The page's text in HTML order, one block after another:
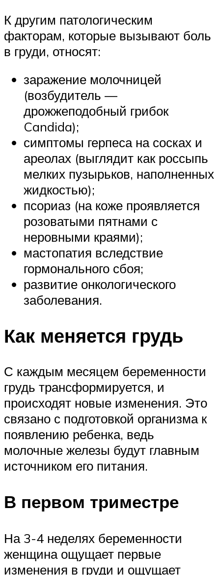
К другим патологическим
факторам, которые вызывают боль
в груди, относят:
заражение молочницей
(возбудитель —
дрожжеподобный грибок
Candida);
симптомы герпеса на сосках и
ареолах (выглядит как россыпь
мелких пузырьков, наполненных
жидкостью);
псориаз (на коже проявляется
розоватыми пятнами с
неровными краями);
мастопатия вследствие
гормонального сбоя;
развитие онкологического
заболевания.
Как меняется грудь
С каждым месяцем беременности
грудь трансформируется, и
происходят новые изменения. Это
связано с подготовкой организма к
появлению ребенка, ведь
молочные железы будут главным
источником его питания.
В первом триместре
На 3-4 неделях беременности
женщина ощущает первые
изменения в груди и ощущает